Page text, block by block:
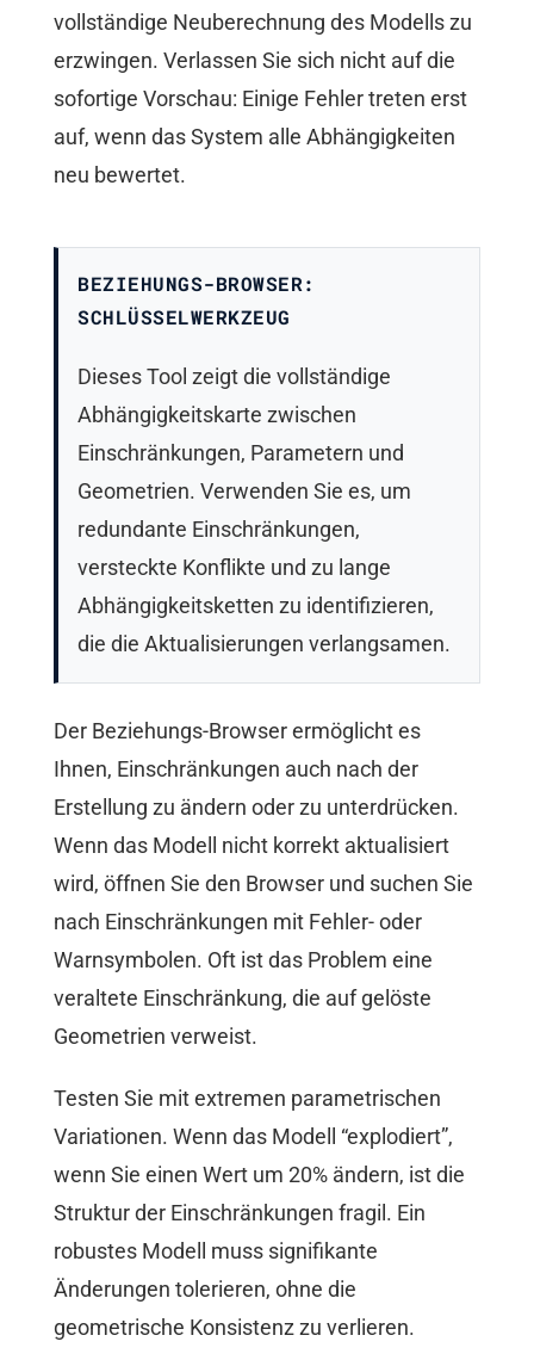
vollständige Neuberechnung des Modells zu
erzwingen. Verlassen Sie sich nicht auf die
sofortige Vorschau: Einige Fehler treten erst
auf, wenn das System alle Abhängigkeiten
neu bewertet.
BEZIEHUNGS-BROWSER:
SCHLÜSSELWERKZEUG
Dieses Tool zeigt die vollständige
Abhängigkeitskarte zwischen
Einschränkungen, Parametern und
Geometrien. Verwenden Sie es, um
redundante Einschränkungen,
versteckte Konflikte und zu lange
Abhängigkeitsketten zu identifizieren,
die die Aktualisierungen verlangsamen.
Der Beziehungs-Browser ermöglicht es
Ihnen, Einschränkungen auch nach der
Erstellung zu ändern oder zu unterdrücken.
Wenn das Modell nicht korrekt aktualisiert
wird, öffnen Sie den Browser und suchen Sie
nach Einschränkungen mit Fehler- oder
Warnsymbolen. Oft ist das Problem eine
veraltete Einschränkung, die auf gelöste
Geometrien verweist.
Testen Sie mit extremen parametrischen
Variationen. Wenn das Modell “explodiert”,
wenn Sie einen Wert um 20% ändern, ist die
Struktur der Einschränkungen fragil. Ein
robustes Modell muss signifikante
Änderungen tolerieren, ohne die
geometrische Konsistenz zu verlieren.